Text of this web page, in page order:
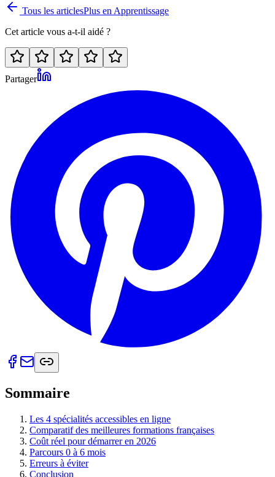
Tous les articlesPlus en Apprentissage
Cet article vous a-t-il aidé ?
Partager
Sommaire
Les 4 spécialités accessibles en ligne
Comparatif des meilleures formations françaises
Coût réel pour démarrer en 2026
Parcours 0 à 6 mois
Erreurs à éviter
Conclusion